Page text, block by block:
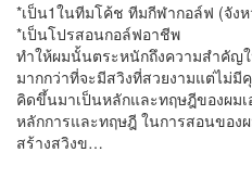
*เป็น1ในทีมโค้ช ทีมกีฬากอล์ฟ (จัง
*เป็นโปรสอนกอล์ฟอาชีพ
ทำให้ผมนั้นตระหนักถึงความสำคัญ
มากกว่าที่จะมีสวิงที่สวยงามแต่ไม่
คิดขึ้นมาเป็นหลักและทฤษฎีของผม
หลักการและทฤษฎี ในการสอนของ
สร้างสวิงข…